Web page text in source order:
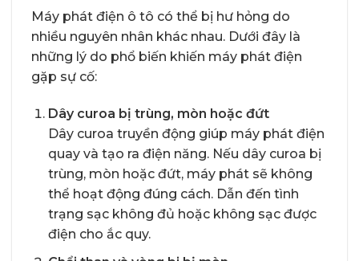
Máy phát điện ô tô có thể bị hư hỏng do
nhiều nguyên nhân khác nhau. Dưới đây là
những lý do phổ biến khiến máy phát điện
gặp sự cố:
Dây curoa bị trùng, mòn hoặc đứt
Dây curoa truyền động giúp máy phát điện
quay và tạo ra điện năng. Nếu dây curoa bị
trùng, mòn hoặc đứt, máy phát sẽ không
thể hoạt động đúng cách. Dẫn đến tình
trạng sạc không đủ hoặc không sạc được
điện cho ắc quy.